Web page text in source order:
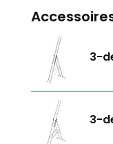
3-
3-